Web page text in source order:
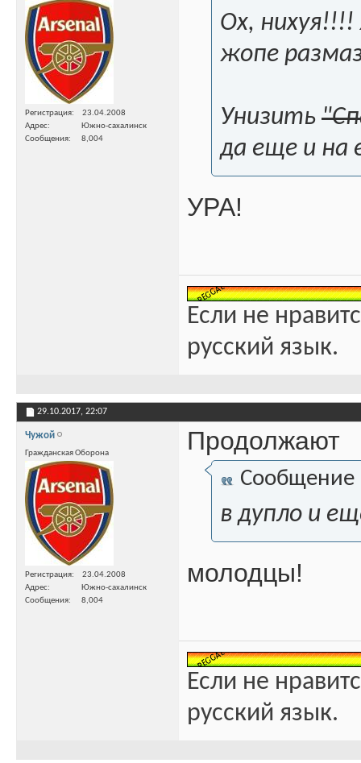
Регистрация
23.04.2008
Адрес
Южно-сахалинск
Сообщения
8,004
Ох, нихуя!!!!
жопе
Унизить
да еще и на
УРА!
Если не
русский язык.
29.10.2017, 22:07
Чужой
Гражданская Оборона
Регистрация
23.04.2008
Адрес
Южно-сахалинск
Сообщения
8,004
Продолжают
Сообщение
в дупло и
молодцы!
Если не
русский язык.